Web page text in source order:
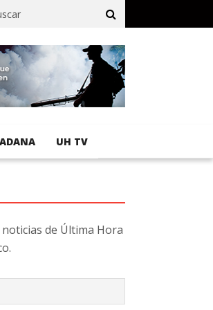
en obras de terracería
UH TV
de Última Hora